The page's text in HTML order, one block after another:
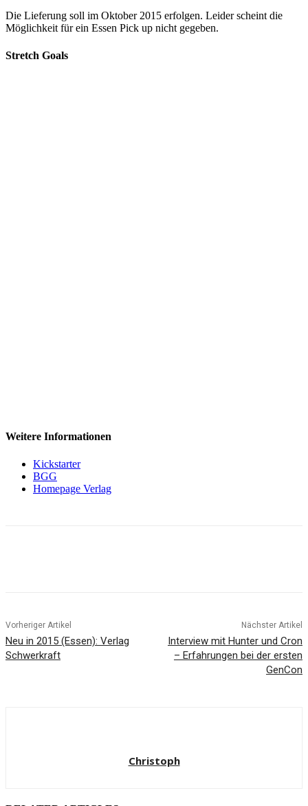
Die Lieferung soll im Oktober 2015 erfolgen. Leider scheint die
Möglichkeit für ein Essen Pick up nicht gegeben.
Stretch Goals
Weitere Informationen
Kickstarter
BGG
Homepage Verlag
Vorheriger Artikel
Neu in 2015 (Essen): Verlag
Schwerkraft
Nächster Artikel
Interview mit Hunter und Cron
– Erfahrungen bei der ersten
GenCon
Christoph